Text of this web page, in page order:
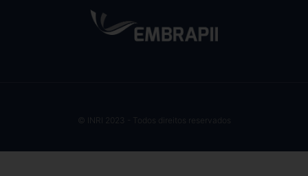
© INRI 2023 - Todos direitos reservados